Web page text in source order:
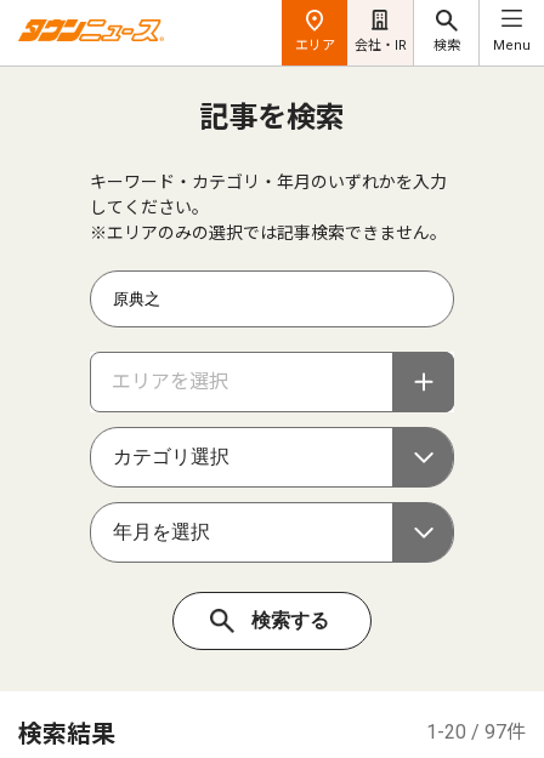
エリア 会社・IR 検索 Menu
記事を検索
キーワード・カテゴリ・年月のいずれかを入力
してください。
※エリアのみの選択では記事検索できません。
エリアを選択
検索結果 1-20 / 97件